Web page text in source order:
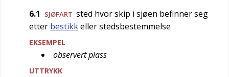
6.1
SJØFART sted hvor skip i sjøen befinner seg
etter bestikkeller stedsbestemmelse
EKSEMPEL
observert plass
UTTRYKK